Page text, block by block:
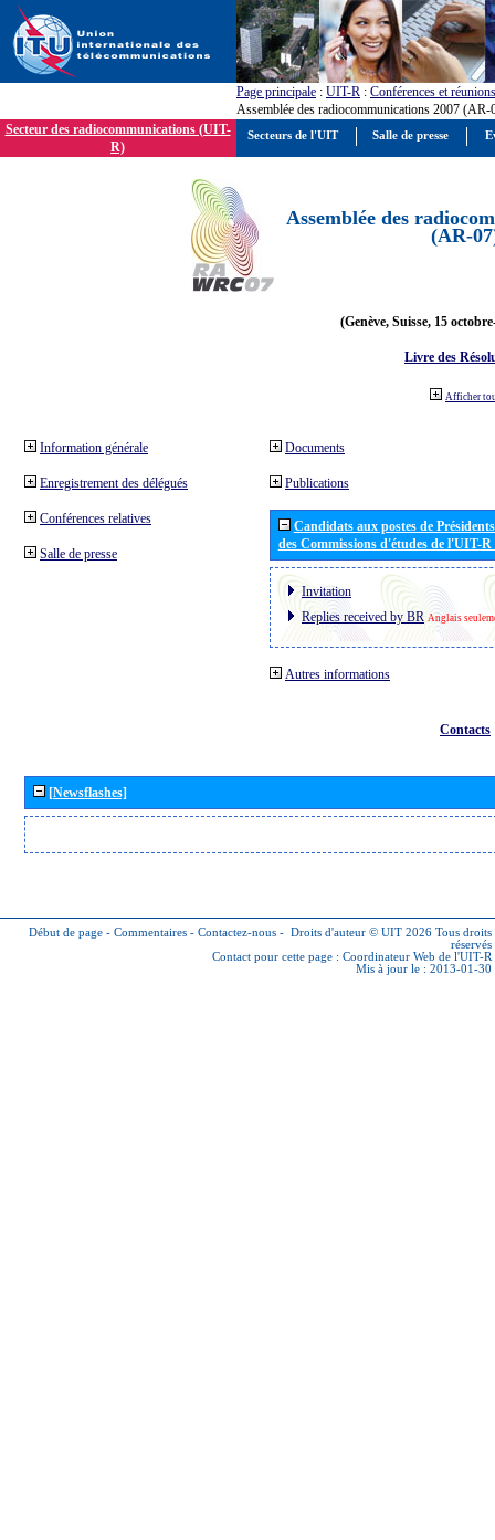
Page principale : UIT-R : Conférences et réunions
Assemblée des radiocommunications 2007 (AR-
Secteur des radiocommunications (UIT-
R)
Assemblée des
(AR-
(Genève, Suisse, 15
Livre des
Afficher
Information générale
Enregistrement des délégués
Conférences relatives
Salle de presse
Documents
Publications
Candidats aux postes de
des Commissions d'études de l'UIT-
Invitation
Replies received by BR Anglais
Autres informations
Contacts
[Newsflashes]
Début de page - Commentaires - Contactez-nous - Droits d'auteur © UIT 2026 Tous droits
réservés
Contact pour cette page : Coordinateur Web de l'UIT-R
Mis à jour le : 2013-01-30
Secteurs de l'UIT Salle de presse